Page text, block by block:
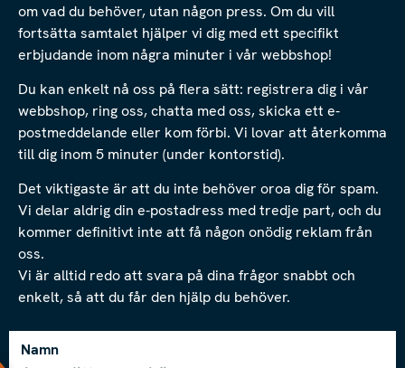
om vad du behöver, utan någon press. Om du vill
fortsätta samtalet hjälper vi dig med ett specifikt
erbjudande inom några minuter i vår webbshop!
Du kan enkelt nå oss på flera sätt: registrera dig i vår
webbshop, ring oss, chatta med oss, skicka ett e-
postmeddelande eller kom förbi. Vi lovar att återkomma
till dig inom 5 minuter (under kontorstid).
Det viktigaste är att du inte behöver oroa dig för spam.
Vi delar aldrig din e-postadress med tredje part, och du
kommer definitivt inte att få någon onödig reklam från
oss.
Vi är alltid redo att svara på dina frågor snabbt och
enkelt, så att du får den hjälp du behöver.
Namn